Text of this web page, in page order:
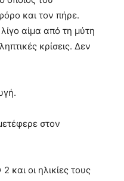
και τον πήρε.
αίμα από τη μύτη
κρίσεις. Δεν
στον
και οι ηλικίες τους